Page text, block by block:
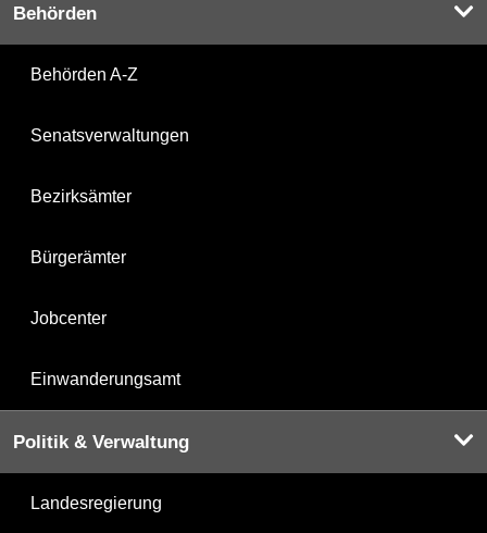
Behörden
Behörden A-Z
Senatsverwaltungen
Bezirksämter
Bürgerämter
Jobcenter
Einwanderungsamt
Politik & Verwaltung
Landesregierung